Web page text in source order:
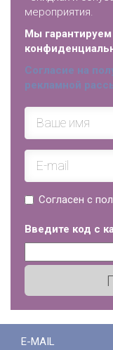
мероприятия.
Мы гарантируем
Согласие на
рекламной
Согласен с
Введите код с
E-MAIL